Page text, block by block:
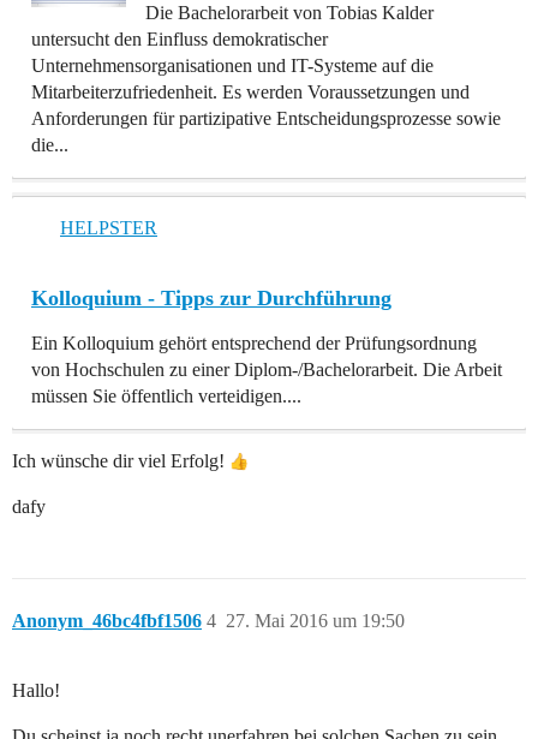
Die Bachelorarbeit von Tobias Kalder
untersucht den Einfluss demokratischer
Unternehmensorganisationen und IT-Systeme auf die
Mitarbeiterzufriedenheit. Es werden Voraussetzungen und
Anforderungen für partizipative Entscheidungsprozesse sowie
die...
HELPSTER
Kolloquium - Tipps zur Durchführung
Ein Kolloquium gehört entsprechend der Prüfungsordnung
von Hochschulen zu einer Diplom-/Bachelorarbeit. Die Arbeit
müssen Sie öffentlich verteidigen....
Ich wünsche dir viel Erfolg!
dafy
Anonym_46bc4fbf1506 27. Mai 2016 um 19:50
4
Hallo!